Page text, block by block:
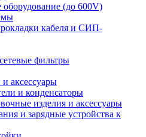
оборудование (до 600V)
кабеля и СИП-
фильтры
аксессуары
и конденсаторы
изделия и аксессуары
и зарядные устройства к